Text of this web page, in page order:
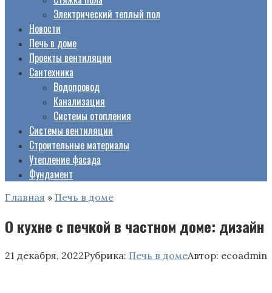
Электрический теплый пол
Новости
Печь в доме
Проекты вентиляции
Сантехника
Водопровод
Канализация
Системы отопления
Системы вентиляции
Строительные материалы
Утепление фасада
Фундамент
Главная » Печь в доме
О кухне с печкой в частном доме: дизайн
21 декабря, 2022Рубрика: Печь в домеАвтор: ecoadmin